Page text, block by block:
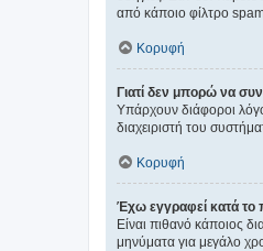
από κάποιο φίλτρο
Κορυφή
Γιατί δεν μπορώ να
Υπάρχουν διάφοροι
διαχειριστή του
Κορυφή
Έχω εγγραφεί κατά
Είναι πιθανό κάποιος
μηνύματα για μεγάλο